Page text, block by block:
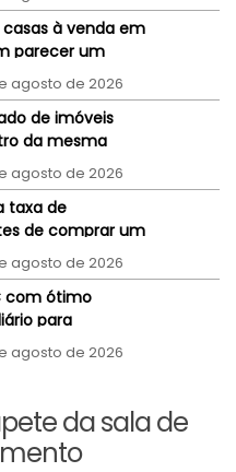
à venda em
parecer um
agosto de 2026
de imóveis
da mesma
agosto de 2026
taxa de
de comprar um
agosto de 2026
com ótimo
para
agosto de 2026
da sala de